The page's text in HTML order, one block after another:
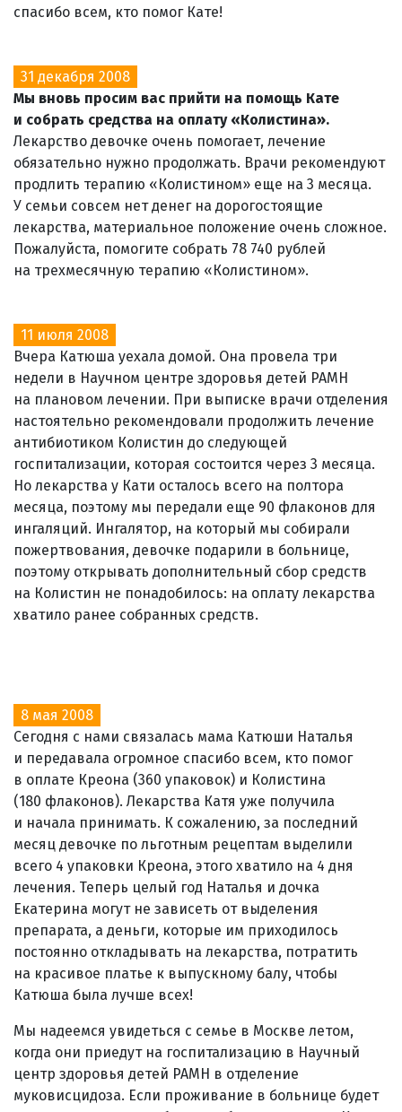
спасибо всем, кто помог Кате!
31 декабря 2008
Мы вновь просим вас прийти на помощь Кате
и собрать средства на оплату «Колистина».
Лекарство девочке очень помогает, лечение
обязательно нужно продолжать. Врачи рекомендуют
продлить терапию «Колистином» еще на 3 месяца.
У семьи совсем нет денег на дорогостоящие
лекарства, материальное положение очень сложное.
Пожалуйста, помогите собрать 78 740 рублей
на трехмесячную терапию «Колистином».
11 июля 2008
Вчера Катюша уехала домой. Она провела три
недели в Научном центре здоровья детей РАМН
на плановом лечении. При выписке врачи отделения
настоятельно рекомендовали продолжить лечение
антибиотиком Колистин до следующей
госпитализации, которая состоится через 3 месяца.
Но лекарства у Кати осталось всего на полтора
месяца, поэтому мы передали еще 90 флаконов для
ингаляций. Ингалятор, на который мы собирали
пожертвования, девочке подарили в больнице,
поэтому открывать дополнительный сбор средств
на Колистин не понадобилось: на оплату лекарства
хватило ранее собранных средств.
8 мая 2008
Сегодня с нами связалась мама Катюши Наталья
и передавала огромное спасибо всем, кто помог
в оплате Креона (360 упаковок) и Колистина
(180 флаконов). Лекарства Катя уже получила
и начала принимать. К сожалению, за последний
месяц девочке по льготным рецептам выделили
всего 4 упаковки Креона, этого хватило на 4 дня
лечения. Теперь целый год Наталья и дочка
Екатерина могут не зависеть от выделения
препарата, а деньги, которые им приходилось
постоянно откладывать на лекарства, потратить
на красивое платье к выпускному балу, чтобы
Катюша была лучше всех!
Мы надеемся увидеться с семье в Москве летом,
когда они приедут на госпитализацию в Научный
центр здоровья детей РАМН в отделение
муковисцидоза. Если проживание в больнице будет